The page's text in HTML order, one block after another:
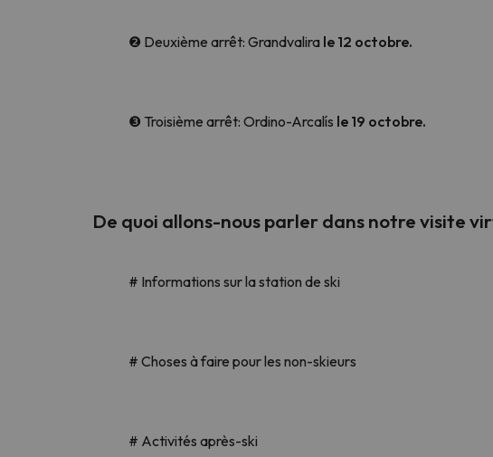
❷ Deuxième arrêt: Grandvalira le 12 octobre.
❸ Troisième arrêt: Ordino-Arcalís le 19 octobre.
De quoi allons-nous parler dans notre visite
# Informations sur la station de ski
# Choses à faire pour les non-skieurs
# Activités après-ski